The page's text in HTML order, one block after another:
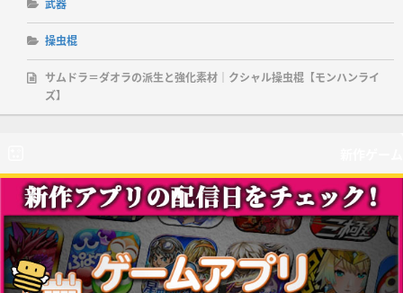
武器
操虫棍
サムドラ＝ダオラの派生と強化素材｜クシャル操虫棍【モンハンライ
ズ】